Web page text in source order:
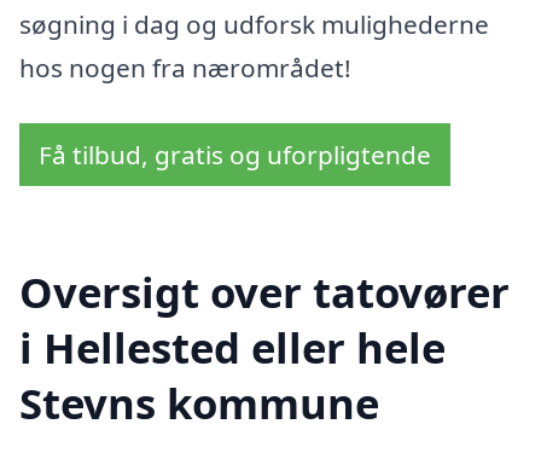
søgning i dag og udforsk mulighederne
hos nogen fra nærområdet!
Få tilbud, gratis og uforpligtende
Oversigt over tatovører
i Hellested eller hele
Stevns kommune